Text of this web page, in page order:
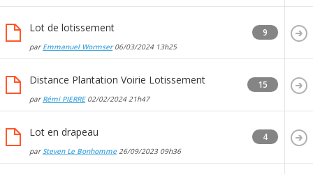
Lot de lotissement
par Emmanuel Wormser06/03/2024 13h25
9
Distance Plantation Voirie Lotissement
par Rémi PIERRE02/02/2024 21h47
15
Lot en drapeau
par Steven Le Bonhomme 26/09/2023 09h36
4